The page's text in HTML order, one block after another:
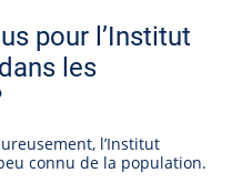
pour l’Institut
les
l’Institut
connu de la population.